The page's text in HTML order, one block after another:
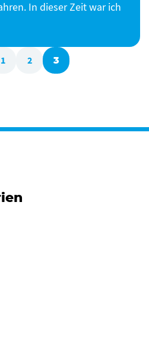
In dieser Zeit war ich
1 2 3